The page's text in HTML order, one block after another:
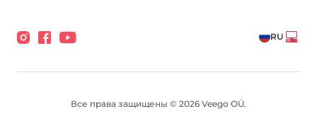
RU
Все права защищены © 2026 Veego OÜ.